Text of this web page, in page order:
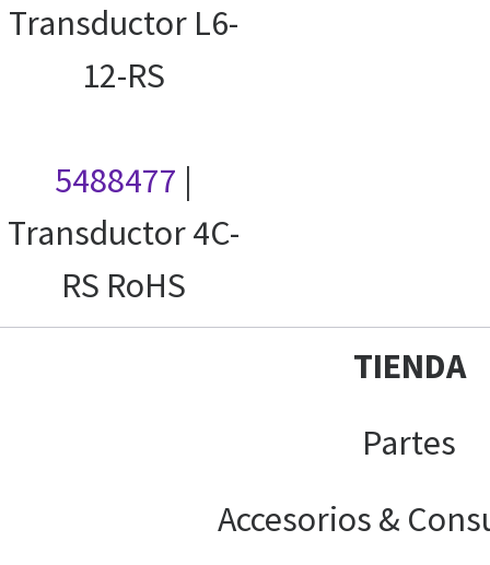
Transductor L6-
12-RS
5488477 |
Transductor 4C-
RS RoHS
TIENDA
Partes
Accesorios &